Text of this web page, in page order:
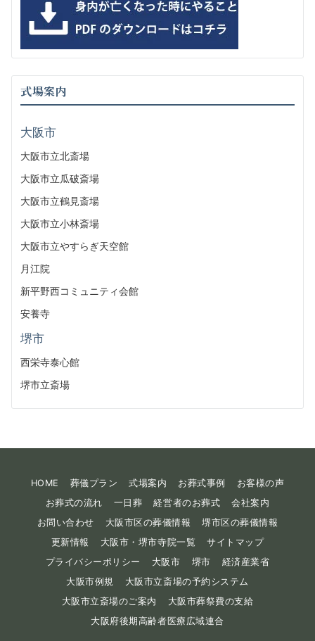
式場案内
大阪市
大阪市立北斎場
大阪市立瓜破斎場
大阪市立鶴見斎場
大阪市立小林斎場
大阪市立やすらぎ天空館
月江院
新平野西コミュニティ会館
安養寺
堺市
西栄寺泰心館
堺市立斎場
HOME 葬儀プラン 式場案内 お葬式事例
お客様の声
お葬式の流れ
一日葬 経営者のお葬式
会社案内
お問い合わせ
大阪市区の葬儀情報
堺市区の葬儀情報
更新情報
大阪市・堺市寺院一覧
サイトマップ
プライバシーポリシー
大阪市 堺市
経済産業省
大阪市例規
大阪市立斎場の予約システム
大阪市立斎場のご案内
大阪市葬祭費の支給
大阪府後期高齢者医療広域連合